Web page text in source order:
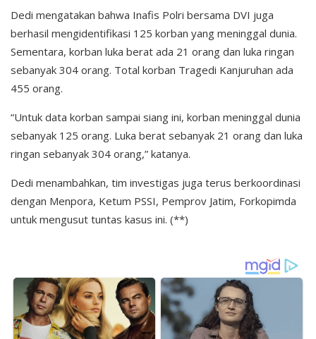
Dedi mengatakan bahwa Inafis Polri bersama DVI juga
berhasil mengidentifikasi 125 korban yang meninggal dunia.
Sementara, korban luka berat ada 21 orang dan luka ringan
sebanyak 304 orang. Total korban Tragedi Kanjuruhan ada
455 orang.
“Untuk data korban sampai siang ini, korban meninggal dunia
sebanyak 125 orang. Luka berat sebanyak 21 orang dan luka
ringan sebanyak 304 orang,” katanya.
Dedi menambahkan, tim investigas juga terus berkoordinasi
dengan Menpora, Ketum PSSI, Pemprov Jatim, Forkopimda
untuk mengusut tuntas kasus ini. (**)